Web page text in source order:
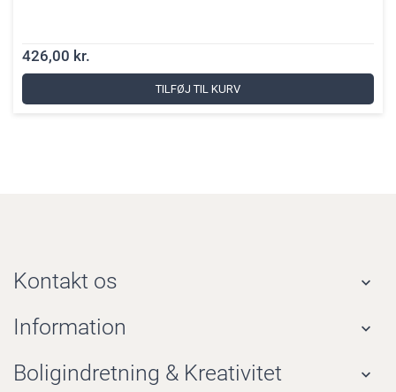
426,00 kr.
TILFØJ TIL KURV
Kontakt os 
Information 
Boligindretning & Kreativitet 